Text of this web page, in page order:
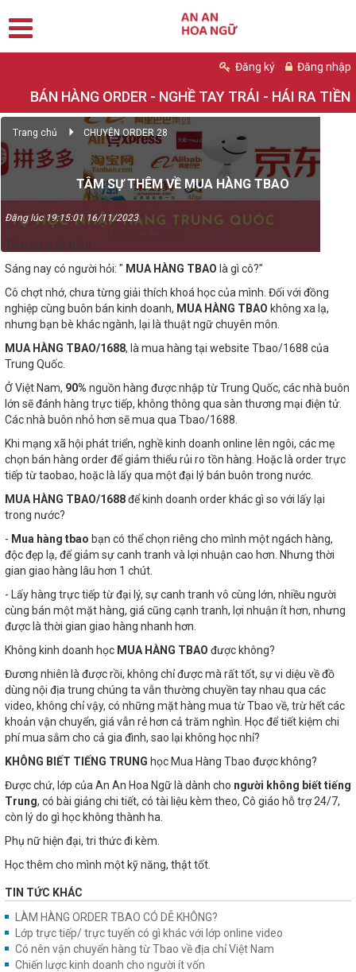
Đăng ký Đăng nhập
BÁN HÀNG ORDER - NGHỀ TAY TRÁI - HÁI RA TIỀN
Trang chủ CHUYỆN ORDER 28
TÂM SỰ THÊM VỀ MUA HÀNG TBAO
Đăng lúc 19:15:01 16/11/2023
Tâm sự cuối tuần.
Sáng nay có người hỏi: " MUA HÀNG TBAO là gì cô?"
Cô chợt nhớ, chưa từng giải thích khoá học của mình. Đối với đồng
nghiệp cùng buôn bán kinh doanh, MUA HÀNG TBAO không xa lạ,
nhưng bạn bè khác ngành, lại là thuật ngữ chuyên môn.
MUA HÀNG TBAO/1688, là mua hàng tại website Tbao/1688 của
Trung Quốc.
Ở Việt Nam, 90% nguồn hàng được nhập từ Trung Quốc, các nhà buôn
lớn sẽ đánh hàng trực tiếp, không thông qua sàn thương mại điện tử.
Các nhà buôn nhỏ hơn sẽ mua qua Tbao/1688.
Khi mạng xã hội phát triển, nghề kinh doanh online lên ngôi, các mẹ
chọn bán hàng order để giảm thiểu rủi ro tồn hàng. Hoặc là order trực
tiếp từ taobao, hoặc là lấy qua một đại lý bán buôn trong nước.
MUA HÀNG TBAO/1688để kinh doanh order khác gì so với lấy lại
trong nước?
- Mua hàng tbao bạn có thể chọn riêng cho mình một ngách hàng,
độc đẹp lạ, để giảm sự canh tranh và lợi nhuận cao hơn. Nhưng thời
gian giao hàng lâu hơn 1 chút.
- Lấy hàng trực tiếp từ đại lý, sự canh tranh vô cùng lớn, nhiều người
cùng bán một mặt hàng, giá cũng cạnh tranh, lợi nhuận ít hơn, nhưng
được là thời gian giao hàng nhanh hơn.
Không kinh doanh học MUA HÀNG TBAO được không?
Đương nhiên là được rồi, không chỉ được mà rất tốt, sự vi diệu về đồ
dùng nội địa trung chúng ta vẫn thường chuyền tay nhau qua các
video, không chỉ vậy, có những mặt hàng mua từ Tbao về, trừ hết các
khoản vận chuyển, giá vẫn rẻ hơn cả trăm nghìn. Học để tiết kiệm chi
phí mua sắm cho cả gia đình, sao lại không học nhỉ?
KHÔNG BIẾT TIẾNG TRUNG học Mua Hàng Tbao được không?
Được chứ, lớp của An An Hoa Ngữ là dành cho người không biết tiếng
Trung, có bài giảng chi tiết, có tài liệu kèm theo, Cô giáo hỗ trợ 24/7,
còn lý do gì học không thành ha.
Phụ nữ hiện đại, tri thức đi kèm.
Học thêm cho mình một kỹ năng, thật tốt.
TIN TỨC KHÁC
LÀM HÀNG ORDER TBAO CÓ DỄ KHÔNG?
Lớp trực tiếp/ trực tuyến có gì khác với lớp online video
Có nên vận chuyển hàng từ Tbao về địa chỉ Việt Nam
Chiến lược kinh doanh cho người ít vốn